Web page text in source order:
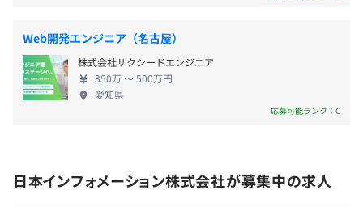
◆ プロジェクトチームの構成人員
当社のプロジェクト体制としては、2名～10名程度でシス
期間が短い案件で半月、長い案件で1年以上となります
年1回 (4月)
・厚生年金
・雇用保険
Web開発エンジニア（名古屋）
株式会社サクシードエンジニア
350万 〜 500万円
愛知県
応募可能ランク：C
日本インフォメーション株式会社が募集中の求人